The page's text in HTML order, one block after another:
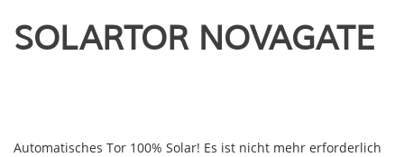
SOLARTOR NOVAGATE
Automatisches Tor 100% Solar! Es ist nicht mehr erforderlich